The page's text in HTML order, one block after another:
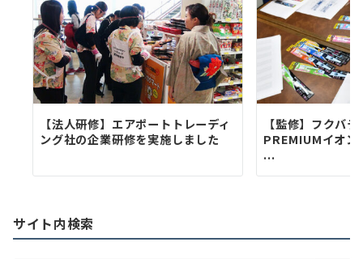
ン
【法人研修】エアポートトレーディ
ング社の企業研修を実施しました
【監修】フクバ
PREMIUMイオン
...
サイト内検索